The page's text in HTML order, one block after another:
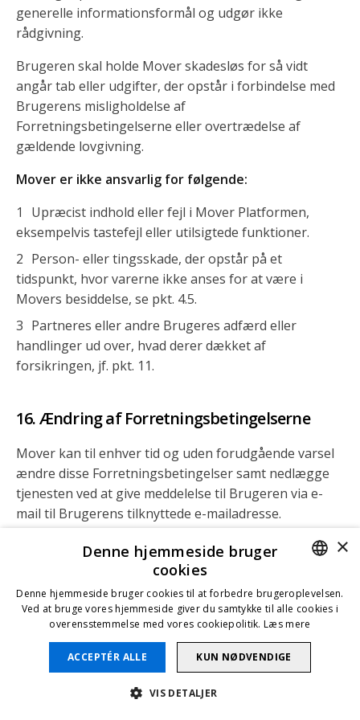
generelle informationsformål og udgør ikke
rådgivning.
Brugeren skal holde Mover skadesløs for så vidt
angår tab eller udgifter, der opstår i forbindelse med
Brugerens misligholdelse af
Forretningsbetingelserne eller overtrædelse af
gældende lovgivning.
Mover er ikke ansvarlig for følgende:
Upræcist indhold eller fejl i Mover Platformen,
eksempelvis tastefejl eller utilsigtede funktioner.
Person- eller tingsskade, der opstår på et
tidspunkt, hvor varerne ikke anses for at være i
Movers besiddelse, se pkt. 4.5.
Partneres eller andre Brugeres adfærd eller
handlinger ud over, hvad derer dækket af
forsikringen, jf. pkt. 11.
Ændring af Forretningsbetingelserne
Mover kan til enhver tid og uden forudgående varsel
ændre disse Forretningsbetingelser samt nedlægge
tjenesten ved at give meddelelse til Brugeren via e-
mail til Brugerens tilknyttede e-mailadresse.
I tilfælde af ændringer i disse Forretningsbetingelser
vil Brugeren modtage besked herom og enhver
anvendelse af Mover Platformen af Brugeren vil
herefter betragtes som en godkendelse af disse
betingelser.
Interaktioner med tredjepart
ENGLISH
×
Denne hjemmeside bruger
cookies
Denne hjemmeside bruger cookies til at forbedre brugeroplevelsen.
Ved at bruge vores hjemmeside giver du samtykke til alle cookies i
overensstemmelse med vores cookiepolitik. Læs mere
ACCEPTÉR ALLE KUN NØDVENDIGE
VIS DETALJER